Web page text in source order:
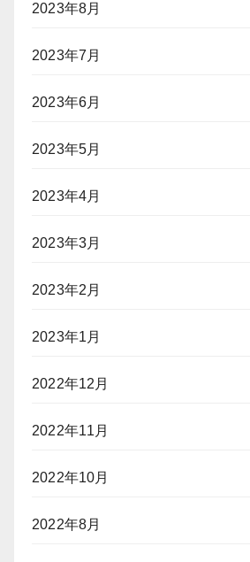
2023年8月
2023年7月
2023年6月
2023年5月
2023年4月
2023年3月
2023年2月
2023年1月
2022年12月
2022年11月
2022年10月
2022年8月